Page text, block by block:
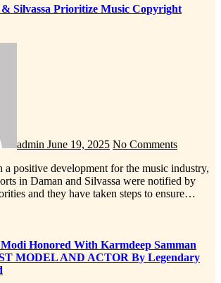
Silvassa Prioritize Music Copyright
admin June 19, 2025 No Comments
in Daman and Silvassa were notified by
and they have taken steps to ensure…
Honored With Karmdeep Samman
MODEL AND ACTOR By Legendary